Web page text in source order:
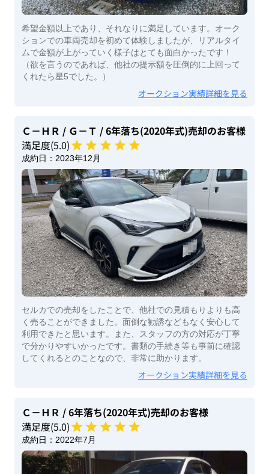
希望金額以上であり、それなりに満足しています。オーク
ションでの車両売却を初めて体験しましたが、リアルタイ
ムで金額が上がっていく様子はとても面白かったです！
（欲を言うのであれば、他社の提示額を圧倒的に上回って
くれたら星5でした。）
オークション実績詳細を見る
Ｃ－ＨＲ / Ｇ－Ｔ / 6年落ち(2020年式)売却のお客様
満足度(5.0)
成約日： 2023年12月
セルカでの売却をしたことで、他社での見積もりよりも高
く売ることができました。面倒な勧誘などもなく安心して
利用できたと思います。また、スタッフの方の対応が丁寧
で分かりやすいかったです。書類の手続き等も事前に確認
してくれるとのことなので、非常に助かります。
オークション実績詳細を見る
Ｃ－ＨＲ / 6年落ち(2020年式)売却のお客様
満足度(5.0)
成約日： 2022年7月